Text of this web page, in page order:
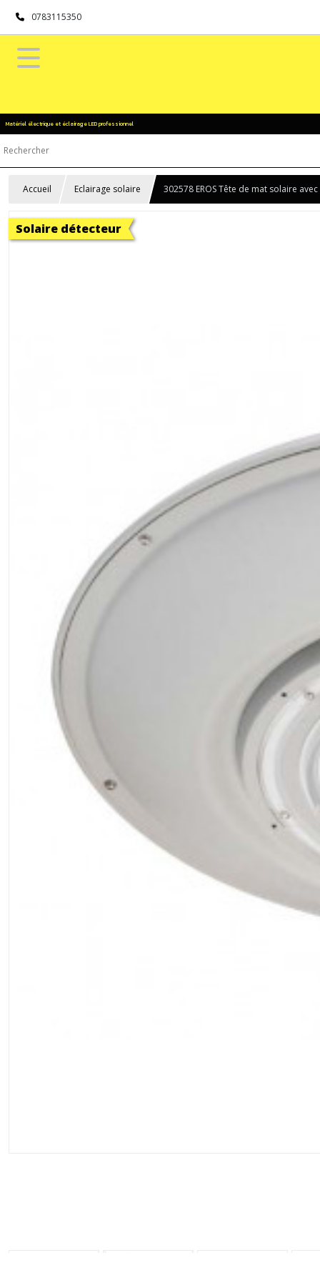
0783115350
Matériel électrique et éclairage LED professionnel
Accueil Eclairage solaire 302578 EROS Tête de mat solaire
Solaire détecteur